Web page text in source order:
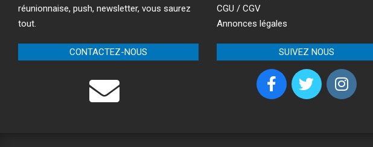
réunionnaise, push, newsletter, vous saurez
tout.
CONTACTEZ-NOUS
CGU / CGV
Annonces légales
SUIVEZ NOUS